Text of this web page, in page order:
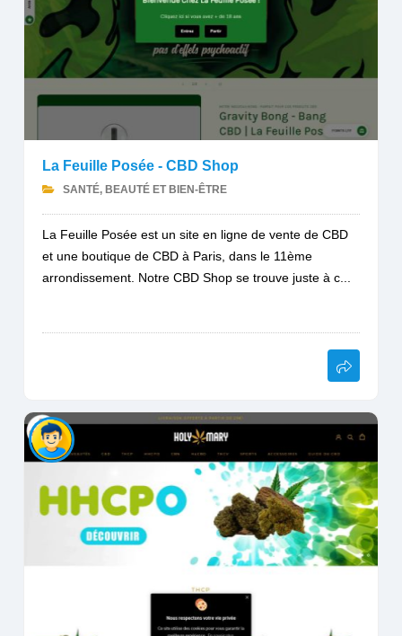
La Feuille Posée - CBD Shop
SANTÉ, BEAUTÉ ET BIEN-ÊTRE
La Feuille Posée est un site en ligne de vente de CBD
et une boutique de CBD à Paris, dans le 11ème
arrondissement. Notre CBD Shop se trouve juste à c...